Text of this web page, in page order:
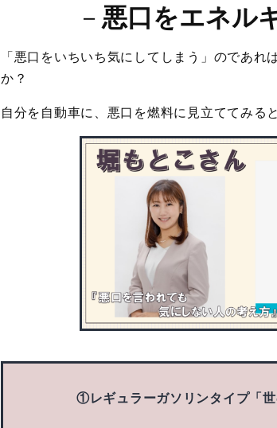
－ 悪口をエネル
「悪口をいちいち気にしてしまう」のであ
か？
自分を自動車に、悪口を燃料に見立ててみる
①レギュラーガソリンタイプ「世